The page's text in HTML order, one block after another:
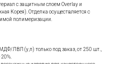
с защитным слоем Overlay и
Корея). Отделка осуществляется с
полимеризации.
ЛВЛ (у,п) только под заказ, от 250 шт.,